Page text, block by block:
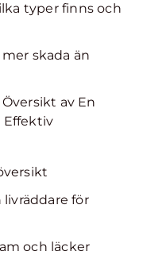
typer finns och
skada än
av En
Effektiv
livräddare för
och läcker